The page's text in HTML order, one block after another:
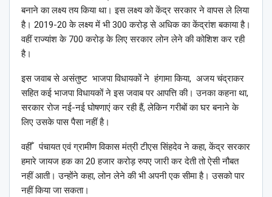
बनाने का लक्ष्य तय किया था। इस लक्ष्य को केंद्र सरकार ने वापस ले लिया
है। 2019-20 के लक्ष्य में भी 300 करोड़ से अधिक का केंद्रांश बकाया है।
वहीं राज्यांश के 700 करोड़ के लिए सरकार लोन लेने की कोशिश कर रही
है।
इस जवाब से असंतुष्ट भाजपा विधायकों ने हंगामा किया, अजय चंद्राकर
सहित कई भाजपा विधायकों ने इस जवाब पर आपत्ति की। उनका कहना था,
सरकार रोज नई-नई घोषणाएं कर रही हैं, लेकिन गरीबों का घर बनाने के
लिए उसके पास पैसा नहीं है।
वहीँ पंचायत एवं ग्रामीण विकास मंत्री टीएस सिंहदेव ने कहा, केंद्र सरकार
हमारे जायज हक का 20 हजार करोड़ रुपए जारी कर देती तो ऐसी नौबत
नहीं आती। उन्होंने कहा, लोन लेने की भी अपनी एक सीमा है। उसको पार
नहीं किया जा सकता।